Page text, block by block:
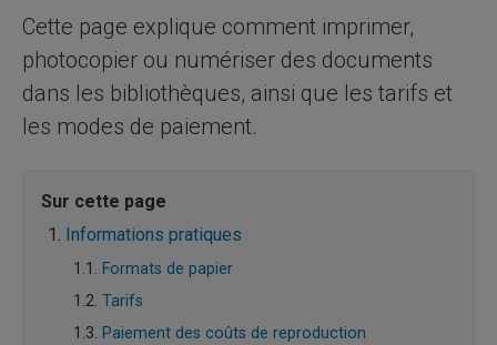
Cette page explique comment imprimer,
photocopier ou numériser des documents
dans les bibliothèques, ainsi que les tarifs et
les modes de paiement.
Sur cette page
Informations pratiques
Formats de papier
Tarifs
Paiement des coûts de reproduction